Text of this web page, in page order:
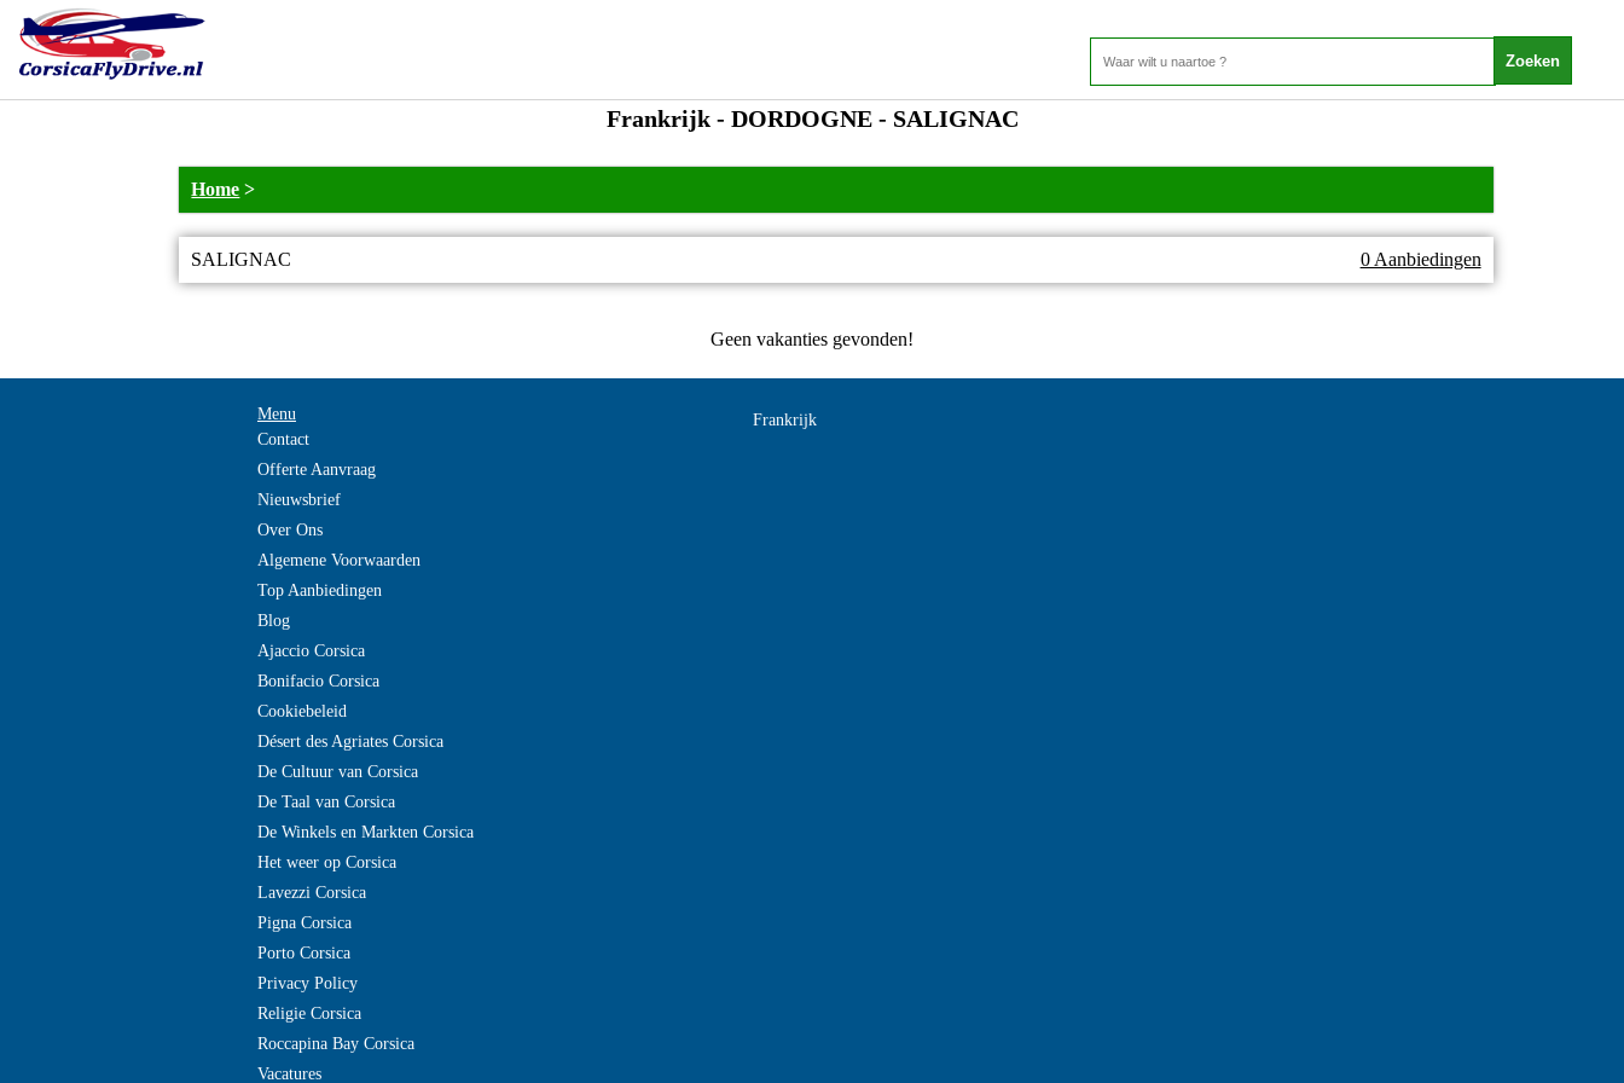
Frankrijk - DORDOGNE - SALIGNAC
Home >
SALIGNAC 0 Aanbiedingen
Geen vakanties gevonden!
Menu
Contact
Offerte Aanvraag
Nieuwsbrief
Over Ons
Algemene Voorwaarden
Top Aanbiedingen
Blog
Ajaccio Corsica
Bonifacio Corsica
Cookiebeleid
Désert des Agriates Corsica
De Cultuur van Corsica
De Taal van Corsica
De Winkels en Markten Corsica
Het weer op Corsica
Lavezzi Corsica
Pigna Corsica
Porto Corsica
Privacy Policy
Religie Corsica
Roccapina Bay Corsica
Vacatures
Frankrijk